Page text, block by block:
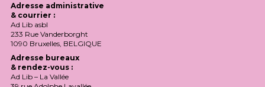
Adresse administrative
& courrier :
Ad Lib asbl
233 Rue Vanderborght
1090 Bruxelles, BELGIQUE
Adresse bureaux
& rendez-vous :
Ad Lib – La Vallée